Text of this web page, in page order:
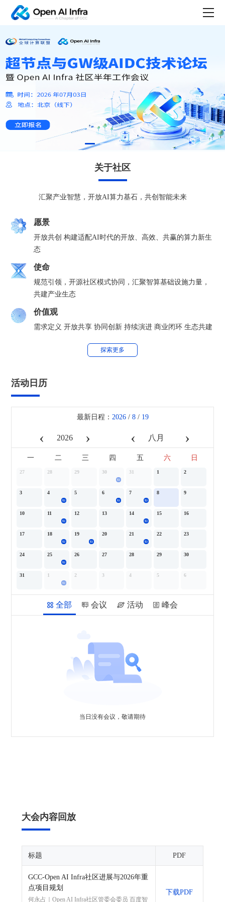
关于社区
汇聚产业智慧，开放AI算力基石，共创智能未来
愿景
开放共创 构建适配AI时代的开放、高效、共赢的算力新生
态
使命
规范引领，开源社区模式协同，汇聚智算基础设施力量，
共建产业生态
价值观
需求定义 开放共享 协同创新 持续演进 商业闭环 生态共建
探索更多
活动日历
最新日程： 2026/ 8/ 19
‹ › ‹ ›
一 二 三 四 五 六 日
27 28 29 30 31 1 2
3 4 5 6 7 8 9
10 11 12 13 14 15 16
17 18 19 20 21 22 23
24 25 26 27 28 29 30
31 1 2 3 4 5 6
全部 会议 活动 峰会
当日没有会议，敬请期待
大会内容回放
标题 PDF
GCC-Open AI Infra社区进展与2026年重
点项目规划
何永占｜Open AI Infra社区管委会委员 百度智
下载PDF